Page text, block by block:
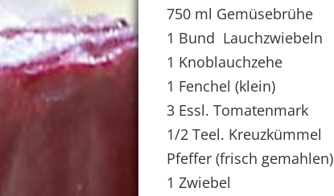
750 ml Gemüsebrühe
1 Bund Lauchzwiebeln
1 Knoblauchzehe
1 Fenchel (klein)
3 Essl. Tomatenmark
1/2 Teel. Kreuzkümmel
Pfeffer (frisch gemahlen)
1 Zwiebel